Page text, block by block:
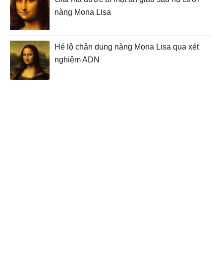
nàng Mona Lisa
Hé lộ chân dung nàng Mona Lisa qua xét
nghiệm ADN